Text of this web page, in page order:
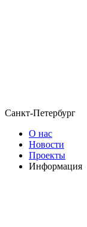
Санкт-Петербург
О нас
Новости
Проекты
Информация